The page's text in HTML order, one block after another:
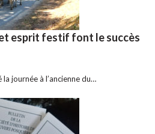
esprit festif font le succès
journée à l’ancienne du…